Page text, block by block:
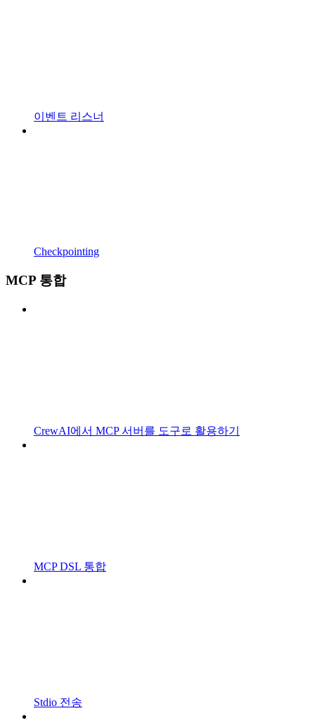
이벤트 리스너
Checkpointing
MCP 통합
CrewAI에서 MCP 서버를 도구로 활용하기
MCP DSL 통합
Stdio 전송